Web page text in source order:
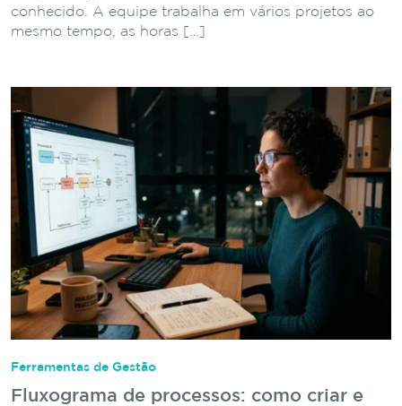
conhecido. A equipe trabalha em vários projetos ao
mesmo tempo, as horas […]
Ferramentas de Gestão
Fluxograma de processos: como criar e